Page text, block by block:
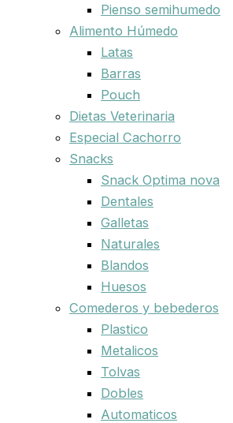
Pienso semihumedo
Alimento Húmedo
Latas
Barras
Pouch
Dietas Veterinaria
Especial Cachorro
Snacks
Snack Optima nova
Dentales
Galletas
Naturales
Blandos
Huesos
Comederos y bebederos
Plastico
Metalicos
Tolvas
Dobles
Automaticos